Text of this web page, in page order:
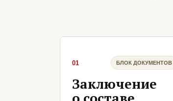
01 БЛОК ДОКУМЕНТОВ
Заключение